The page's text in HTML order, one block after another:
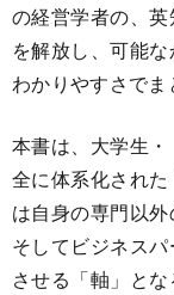
の経営学者の、
を解放し、可能
わかりやすさでま
本書は、大学生
全に体系化され
は自身の専門以外
そしてビジネス
させる「軸」と